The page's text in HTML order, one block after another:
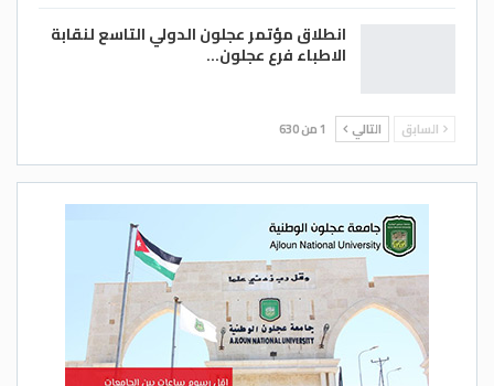
انطلاق مؤتمر عجلون الدولي التاسع لنقابة
الاطباء فرع عجلون…
السابق التالي 1 من 630